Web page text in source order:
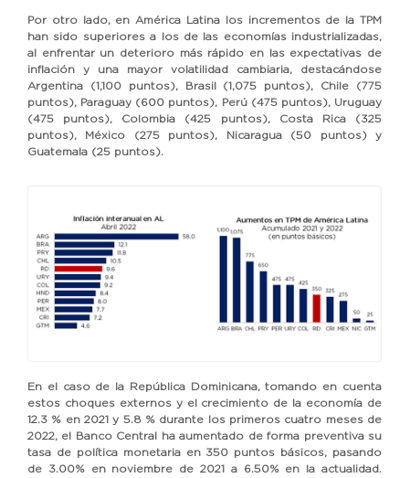
Por otro lado, en América Latina los incrementos de la TPM
han sido superiores a los de las economías industrializadas,
al enfrentar un deterioro más rápido en las expectativas de
inflación y una mayor volatilidad cambiaria, destacándose
Argentina (1,100 puntos), Brasil (1,075 puntos), Chile (775
puntos), Paraguay (600 puntos), Perú (475 puntos), Uruguay
(475 puntos), Colombia (425 puntos), Costa Rica (325
puntos), México (275 puntos), Nicaragua (50 puntos) y
Guatemala (25 puntos).
En el caso de la República Dominicana, tomando en cuenta
estos choques externos y el crecimiento de la economía de
12.3 % en 2021 y 5.8 % durante los primeros cuatro meses de
2022, el Banco Central ha aumentado de forma preventiva su
tasa de política monetaria en 350 puntos básicos, pasando
de 3.00% en noviembre de 2021 a 6.50% en la actualidad.